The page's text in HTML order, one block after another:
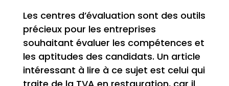
Les centres d’évaluation sont des outils
précieux pour les entreprises
souhaitant évaluer les compétences et
les aptitudes des candidats. Un article
intéressant à lire à ce sujet est celui qui